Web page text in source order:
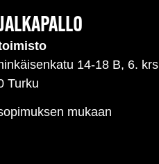
14-18 B, 6. krs
Turku
mukaan